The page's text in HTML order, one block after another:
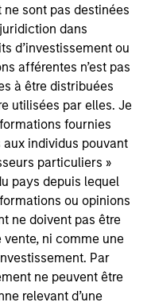
sont pas destinées
dans
d’investissement ou
afférentes n’est pas
à être distribuées
utilisées par elles. Je
fournies
individus pouvant
particuliers »
pays depuis lequel
ou opinions
ne doivent pas être
ni comme une
Par
ne peuvent être
relevant d’une
for informational
is no guarantee that
positive performance
well in the future (for
service marks above
The information
sponsored, or
By clicking on any
are navigating to a
hyperlinks to you
of any hyperlink is
approval,
by us of any
site. In no event